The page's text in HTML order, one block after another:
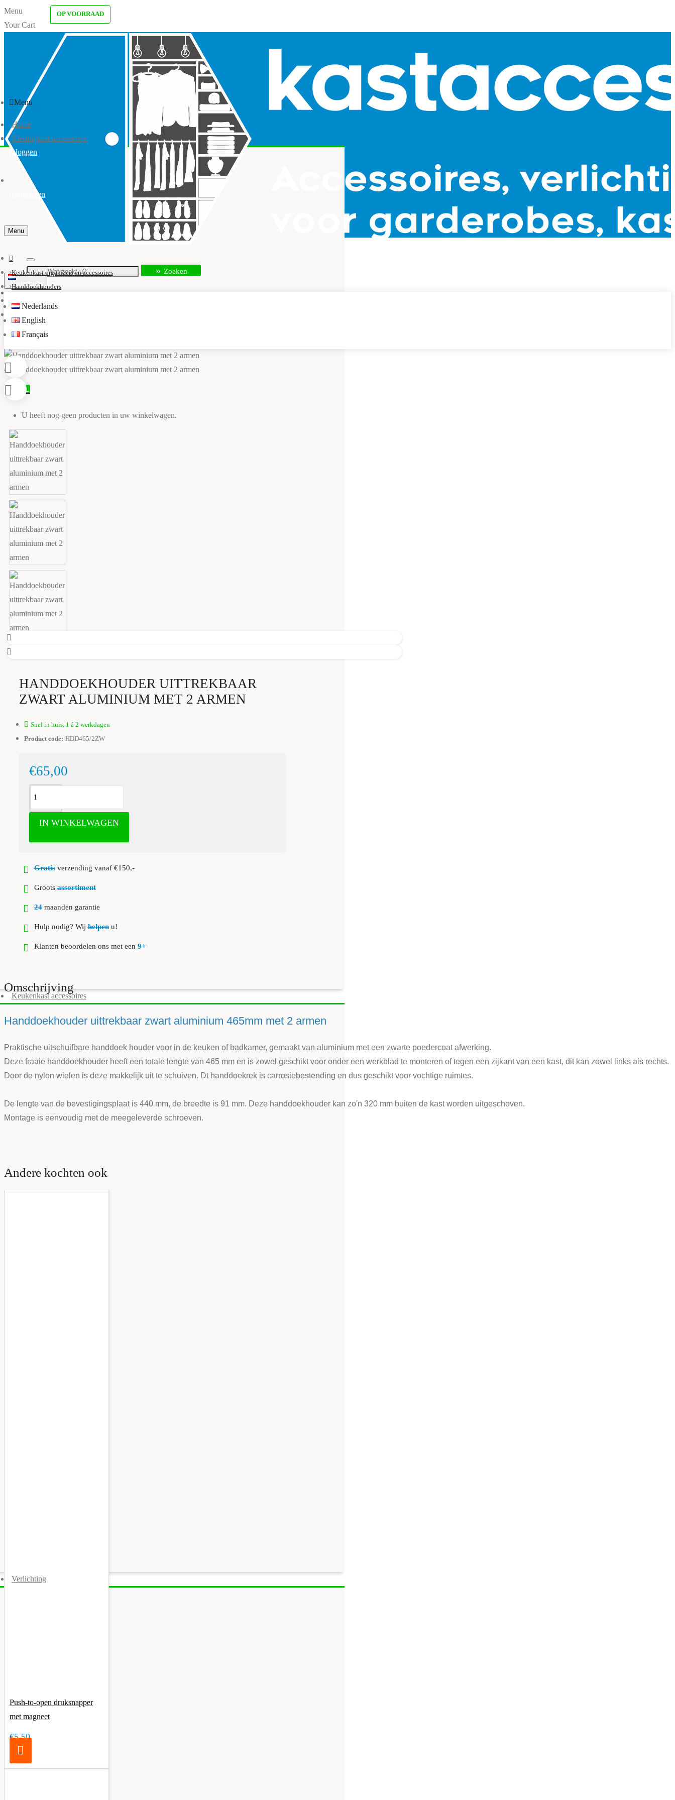
Menu
Your Cart
Zoeken
Nederlands
Nederlands
English
Français
info@kastaccessoires.nl
+31(0)13 - 462 74 29
U heeft nog geen producten in uw winkelwagen.
Menu
Home
Kledingkast accessoires
Keukenkast accessoires
Verlichting
Inloggen
Registreren
Menu
Keukenkast organizers en accessoires
Handdoekhouders
OP VOORRAAD
HANDDOEKHOUDER UITTREKBAAR
ZWART ALUMINIUM MET 2 ARMEN
Snel in huis, 1 á 2 werkdagen
Product code: HDD465/2ZW
€65,00
IN WINKELWAGEN
Gratisverzending vanaf €150,-
Grootsassortiment
24maanden garantie
Hulp nodig? Wijhelpenu!
Klanten beoordelen ons met een9+
Omschrijving
Handdoekhouder uittrekbaar zwart aluminium 465mm met 2 armen
Praktische uitschuifbare handdoek houder voor in de keuken of badkamer, gemaakt van aluminium met een zwarte poedercoat afwerking.
Deze fraaie handdoekhouder heeft een totale lengte van 465 mm en is zowel geschikt voor onder een werkblad te monteren of tegen een zijkant van een kast, dit kan zowel links als rechts.
Door de nylon wielen is deze makkelijk uit te schuiven. Dt handdoekrek is carrosiebestending en dus geschikt voor vochtige ruimtes.
De lengte van de bevestigingsplaat is 440 mm, de breedte is 91 mm. Deze handdoekhouder kan zo'n 320 mm buiten de kast worden uitgeschoven.
Montage is eenvoudig met de meegeleverde schroeven.
Andere kochten ook
Push-to-open druksnapper
met magneet
€5,50